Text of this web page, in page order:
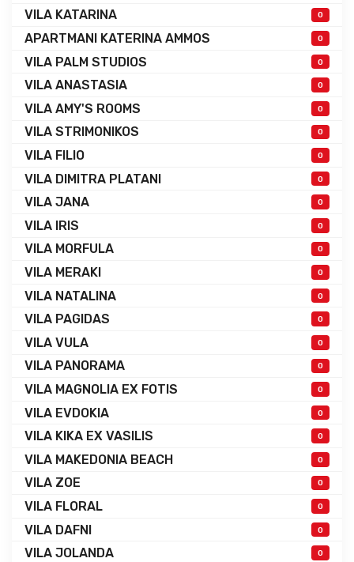
VILA KATARINA 0
APARTMANI KATERINA AMMOS 0
VILA PALM STUDIOS 0
VILA ANASTASIA 0
VILA AMY'S ROOMS 0
VILA STRIMONIKOS 0
VILA FILIO 0
VILA DIMITRA PLATANI 0
VILA JANA 0
VILA IRIS 0
VILA MORFULA 0
VILA MERAKI 0
VILA NATALINA 0
VILA PAGIDAS 0
VILA VULA 0
VILA PANORAMA 0
VILA MAGNOLIA EX FOTIS 0
VILA EVDOKIA 0
VILA KIKA EX VASILIS 0
VILA MAKEDONIA BEACH 0
VILA ZOE 0
VILA FLORAL 0
VILA DAFNI 0
VILA JOLANDA 0